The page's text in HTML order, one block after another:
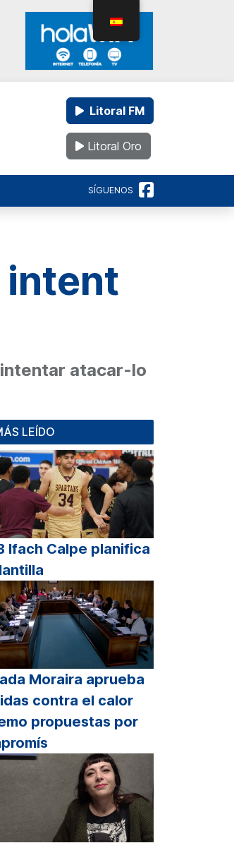
Litoral FM
Litoral Oro
SÍGUENOS
intent
intentar atacar-lo
LEÍDO
Ifach Calpe planifica
Moraira aprueba
contra el calor
propuestas por